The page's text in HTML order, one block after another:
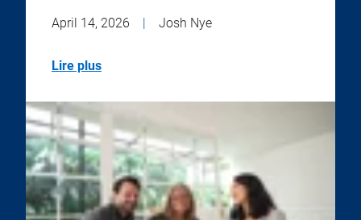
April 14, 2026 | Josh Nye
Lire plus